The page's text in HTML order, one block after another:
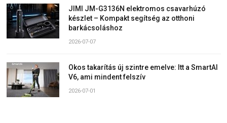
JIMI JM-G3136N elektromos csavarhúzó
készlet – Kompakt segítség az otthoni
barkácsoláshoz
2026-07-07
Okos takarítás új szintre emelve: Itt a SmartAI
V6, ami mindent felszív
2026-07-01